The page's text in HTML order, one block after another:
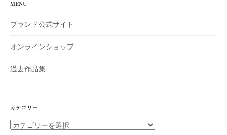
MENU
ブランド公式サイト
オンラインショップ
過去作品集
カテゴリー
カ